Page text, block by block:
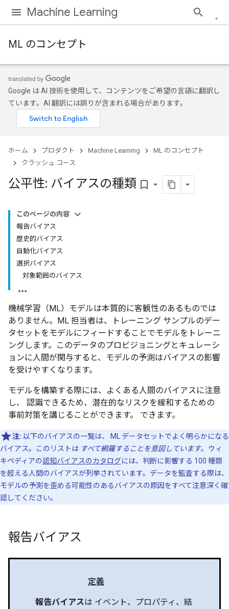
Machine Learning
ML のコンセプト
Google は AI 技術を使用して、コンテンツをご希望の言語に翻訳し
ています。AI 翻訳には誤りが含まれる場合があります。
ホーム プロダクト Machine Learning
ML のコンセプト
クラッシュ コース
公平性: バイアスの種類 bookmark_border
このページの内容
報告バイアス
歴史的バイアス
自動化バイアス
選択バイアス
対象範囲のバイアス
機械学習（ML）モデルは本質的に客観性のあるものでは
ありません。ML 担当者は、トレーニング サンプルのデー
タセットをモデルにフィードすることでモデルをトレーニ
ングします。このデータのプロビジョニングとキュレーシ
ョンに人間が関与すると、モデルの予測はバイアスの影響
を受けやすくなります。
モデルを構築する際には、よくある人間のバイアスに注意
し、 認識できるため、潜在的なリスクを緩和するための
事前対策を講じることができます。 できます。
注: 以下のバイアスの一覧は、 ML データセットでよく明らかになる
バイアス。このリストは すべて網羅することを意図しています。ウィ
キペディアの認知バイアスのカタログには、判断に影響する 100 種類
を超える人間のバイアスが列挙されています。データを監査する際は、
モデルの予測を歪める可能性のあるバイアスの原因をすべて注意深く確
認してください。
報告バイアス
定義
報告バイアスは イベント、プロパティ、結